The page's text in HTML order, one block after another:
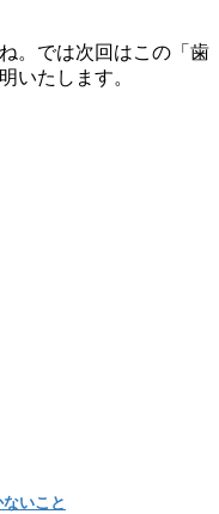
。では次回はこの「歯
いたします。
いこと